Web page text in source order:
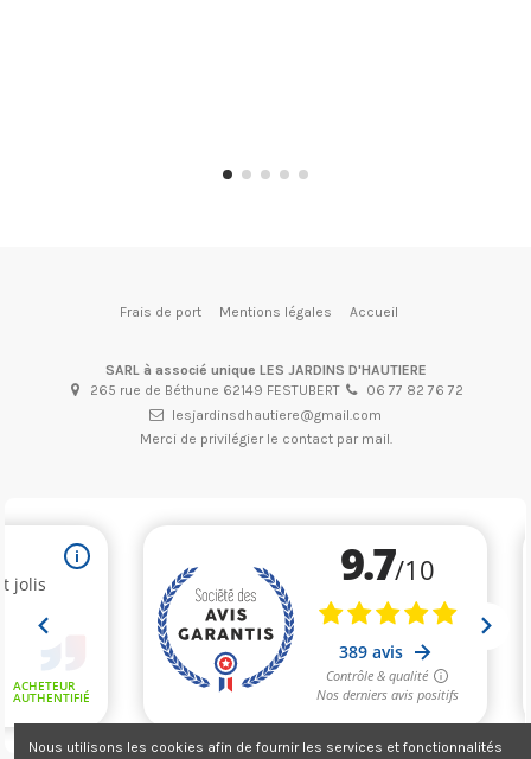
(4 avis)
Frais de port Mentions légales Accueil
SARL à associé unique LES JARDINS D'HAUTIERE
265 rue de Béthune 62149 FESTUBERT
06 77 82 76 72
lesjardinsdhautiere@gmail.com
Merci de privilégier le contact par mail.
Nous utilisons les cookies afin de fournir les services et fonctionnalités